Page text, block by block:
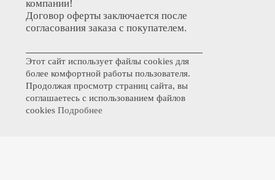
компании!
Договор оферты заключается после
согласования заказа с покупателем.
Этот сайт использует файлы cookies для
более комфортной работы пользователя.
Продолжая просмотр страниц сайта, вы
соглашаетесь с использованием файлов
cookies Подробнее